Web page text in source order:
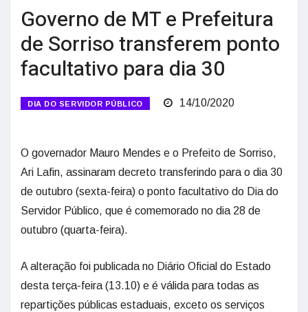
Governo de MT e Prefeitura
de Sorriso transferem ponto
facultativo para dia 30
DIA DO SERVIDOR PÚBLICO 14/10/2020
O governador Mauro Mendes e o Prefeito de Sorriso,
Ari Lafin, assinaram decreto transferindo para o dia 30
de outubro (sexta-feira) o ponto facultativo do Dia do
Servidor Público, que é comemorado no dia 28 de
outubro (quarta-feira).
A alteração foi publicada no Diário Oficial do Estado
desta terça-feira (13.10) e é válida para todas as
repartições públicas estaduais, exceto os serviços